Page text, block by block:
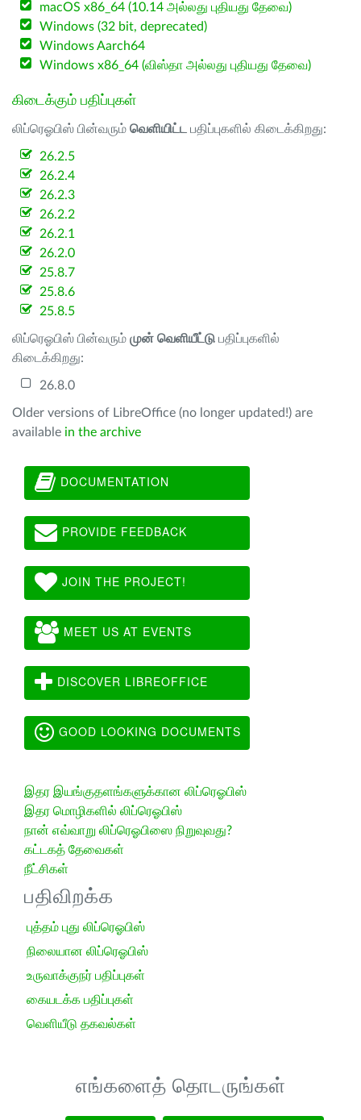
macOS x86_64 (10.14 அல்லது புதியது தேவை)
Windows (32 bit, deprecated)
Windows Aarch64
Windows x86_64 (விஸ்தா அல்லது புதியது தேவை)
கிடைக்கும் பதிப்புகள்
லிப்ரெஓபிஸ் பின்வரும் வெளியிட்ட பதிப்புகளில் கிடைக்கிறது:
26.2.5
26.2.4
26.2.3
26.2.2
26.2.1
26.2.0
25.8.7
25.8.6
25.8.5
லிப்ரெஓபிஸ் பின்வரும் முன் வெளியீட்டு பதிப்புகளில்
கிடைக்கிறது:
26.8.0
Older versions of LibreOffice (no longer updated!) are
available in the archive
DOCUMENTATION
PROVIDE FEEDBACK
JOIN THE PROJECT!
MEET US AT EVENTS
DISCOVER LIBREOFFICE
GOOD LOOKING DOCUMENTS
இதர இயங்குதளங்களுக்கான லிப்ரெஓபிஸ்
இதர மொழிகளில் லிப்ரெஓபிஸ்
நான் எவ்வாறு லிப்ரெஓபிஸை நிறுவுவது?
கட்டகத் தேவைகள்
நீட்சிகள்
பதிவிறக்க
புத்தம் புது லிப்ரெஓபிஸ்
நிலையான லிப்ரெஓபிஸ்
உருவாக்குநர் பதிப்புகள்
கையடக்க பதிப்புகள்
வெளியீடு தகவல்கள்
எங்களைத் தொடருங்கள்